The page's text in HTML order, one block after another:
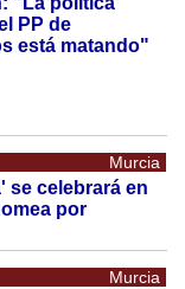
PP de
está matando"
Murcia
se celebrará en
por
Murcia